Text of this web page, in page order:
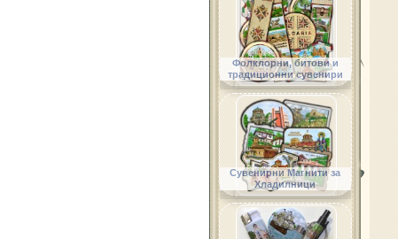
Фолклорни, битови и
традиционни сувенири
Сувенирни Магнити за
Хладилници